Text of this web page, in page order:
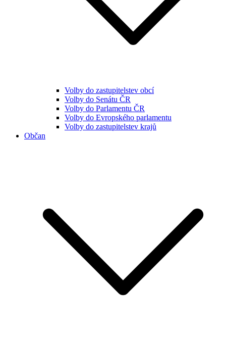
Volby do zastupitelstev obcí
Volby do Senátu ČR
Volby do Parlamentu ČR
Volby do Evropského parlamentu
Volby do zastupitelstev krajů
Občan